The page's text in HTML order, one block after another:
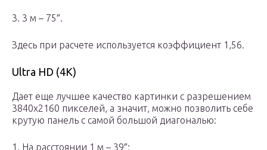
3. 3 м – 75″.
Здесь при расчете используется коэффициент 1,56.
Ultra HD (4К)
Дает еще лучшее качество картинки с разрешением
3840х2160 пикселей, а значит, можно позволить себе
крутую панель с самой большой диагональю:
1. На расстоянии 1 м – 39″;